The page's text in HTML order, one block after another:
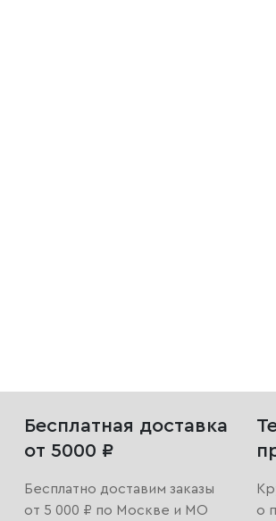
Бесплатная доставка
от 5000 ₽
Бесплатно доставим заказы
от 5 000 ₽ по Москве и МО
о